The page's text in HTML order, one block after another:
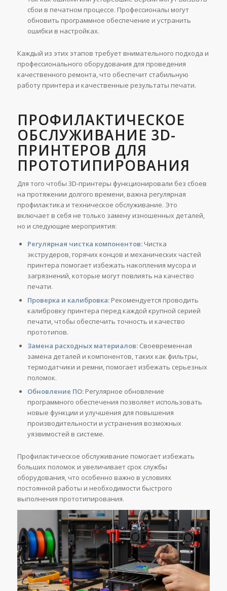
сбои в печатном процессе. Профессионалы могут
обновить программное обеспечение и устранить
ошибки в настройках.
Каждый из этих этапов требует внимательного подхода и
профессионального оборудования для проведения
качественного ремонта, что обеспечит стабильную
работу принтера и качественные результаты печати.
ПРОФИЛАКТИЧЕСКОЕ
ОБСЛУЖИВАНИЕ 3D-
ПРИНТЕРОВ ДЛЯ
ПРОТОТИПИРОВАНИЯ
Для того чтобы 3D-принтеры функционировали без сбоев
на протяжении долгого времени, важна регулярная
профилактика и техническое обслуживание. Это
включает в себя не только замену изношенных деталей,
но и следующие мероприятия:
Регулярная чистка компонентов:Чистка
экструдеров, горячих концов и механических частей
принтера помогает избежать накопления мусора и
загрязнений, которые могут повлиять на качество
печати.
Проверка и калибровка:Рекомендуется проводить
калибровку принтера перед каждой крупной серией
печати, чтобы обеспечить точность и качество
прототипов.
Замена расходных материалов:Своевременная
замена деталей и компонентов, таких как фильтры,
термодатчики и ремни, помогает избежать серьезных
поломок.
Обновление ПО:Регулярное обновление
программного обеспечения позволяет использовать
новые функции и улучшения для повышения
производительности и устранения возможных
уязвимостей в системе.
Профилактическое обслуживание помогает избежать
больших поломок и увеличивает срок службы
оборудования, что особенно важно в условиях
постоянной работы и необходимости быстрого
выполнения прототипирования.